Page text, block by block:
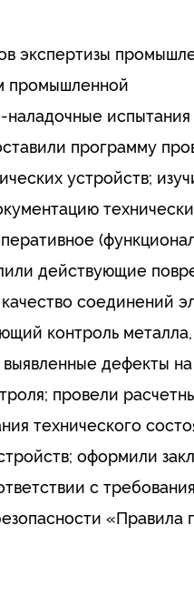
экспертизы
промышленной
испытания
программу
устройств;
действующие
соединений
контроль
дефекты
провели
технического
оформили
с
«Правила